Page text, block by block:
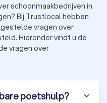
schoonmaakbedrijven in
Bij Trustlocal hebben
vragen over
Hieronder vindt u de
vragen over
poetshulp?